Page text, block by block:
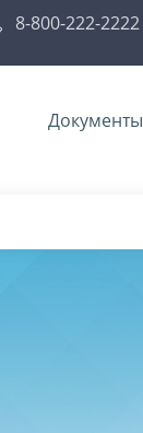
8-800-222-2222
Документы